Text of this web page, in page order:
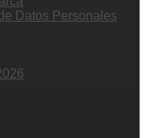
Datos Personales